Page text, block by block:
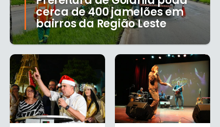
cerca de 400 jamelões em
bairros da Região Leste